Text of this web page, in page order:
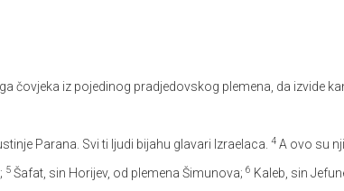
čovjeka iz pojedinog pradjedovskog plemena, da izvide
Parana. Svi ti ljudi bijahu glavari Izraelaca. 4 A ovo su
5 Šafat, sin Horijev, od plemena Šimunova; 6 Kaleb, sin